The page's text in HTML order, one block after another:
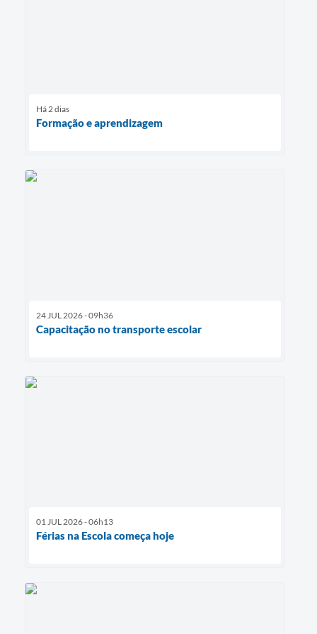
Há 2 dias
Formação e aprendizagem
24 JUL 2026 - 09h36
Capacitação no transporte escolar
01 JUL 2026 - 06h13
Férias na Escola começa hoje